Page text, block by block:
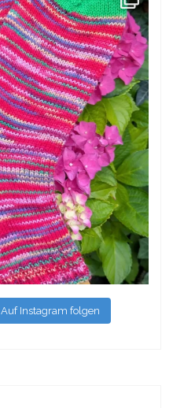
Auf Instagram folgen